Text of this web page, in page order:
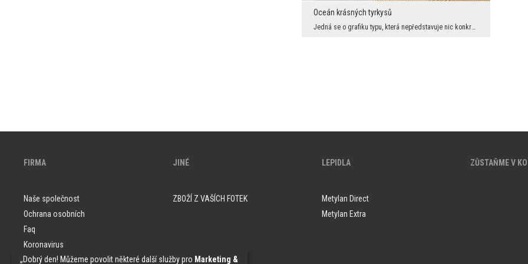
Oceán krásných tyrkysů
Jedná se o grafiku typu, která nepředstavuje nic konkrétního a není vůbec známo, jak vznikla. Je ...
FIRMA
Naše společnost
Ochrana osobních
Faq
Koronavirus
Vzorky tapet
JINÉ
ZBOŽÍ Z VAŠÍCH FOTEK
LEPIDLA
Metylan Direct
Metylan Extra
ZŮSTAŇME V
„Dobrý den! Můžeme povolit některé další služby pro Marketing &